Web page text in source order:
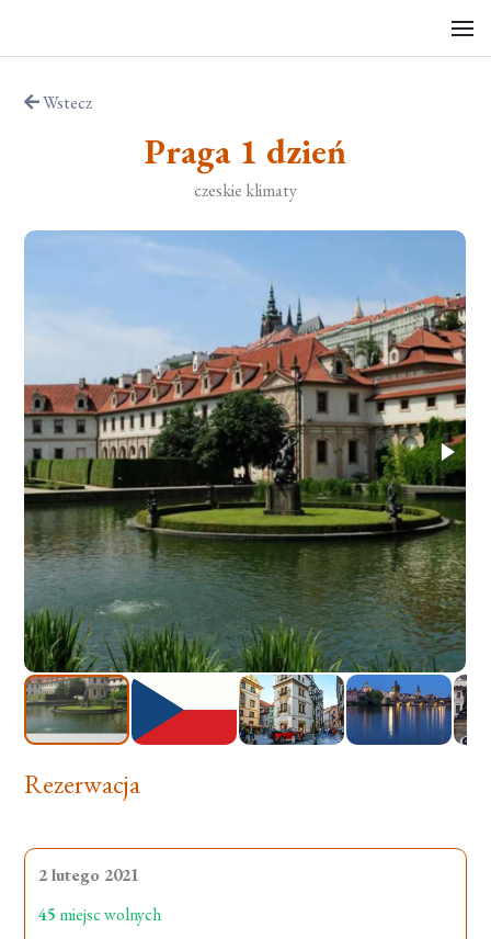
Wstecz
Praga 1 dzień
czeskie klimaty
Rezerwacja
2 lutego 2021
45 miejsc wolnych